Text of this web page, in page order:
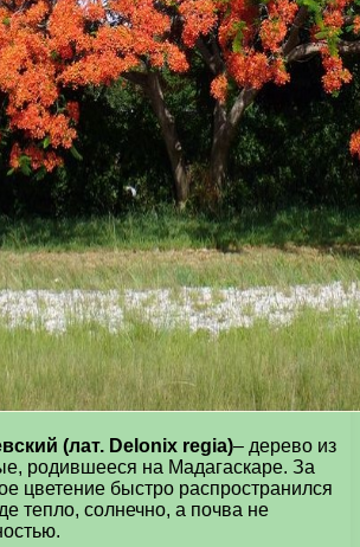
(лат. Delonix regia)– дерево из
родившееся на Мадагаскаре. За
цветение быстро распространился
тепло, солнечно, а почва не